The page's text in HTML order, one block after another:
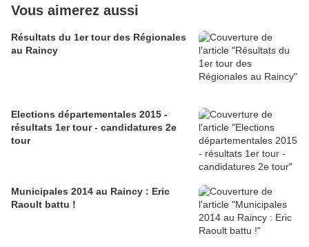
Vous aimerez aussi
Résultats du 1er tour des Régionales
au Raincy
Elections départementales 2015 -
résultats 1er tour - candidatures 2e
tour
Municipales 2014 au Raincy : Eric
Raoult battu !